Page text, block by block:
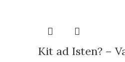
Kit ad Isten? –